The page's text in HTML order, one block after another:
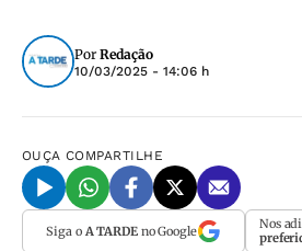
Por Redação
10/03/2025 - 14:06 h
OUÇA COMPARTILHE
Siga o A TARDEno Google Nos